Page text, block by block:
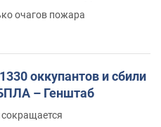
очагов пожара
оккупантов и сбили
– Генштаб